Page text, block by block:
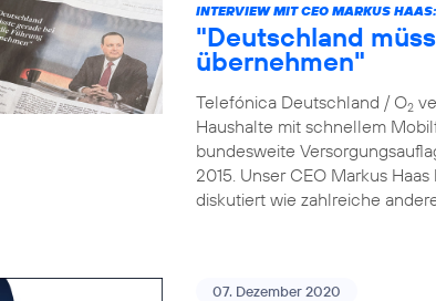
INTERVIEW MIT CEO MARKUS HAAS:
"Deutschland
übernehmen"
Telefónica Deutschland / O2
Haushalte mit schnellem
bundesweite
2015. Unser CEO Markus
diskutiert wie zahlreiche
07. Dezember 2020